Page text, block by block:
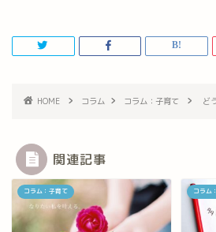
HOME コラム コラム：子育て ど
関連記事
コラム：子育て コラム